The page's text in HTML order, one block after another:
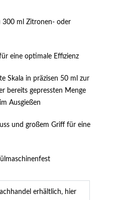
ml Zitronen- oder
eine optimale Effizienz
Skala in präzisen 50 ml zur
bereits gepressten Menge
Ausgießen
und großem Griff für eine
erhältlich, hier